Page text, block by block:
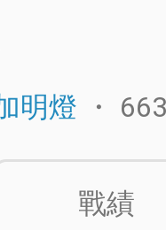
明燈 ・
戰績